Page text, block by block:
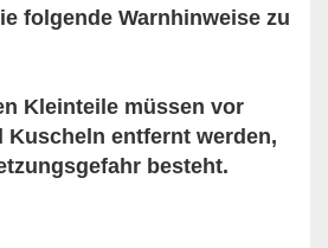
folgende Warnhinweise zu
Kleinteile müssen vor
Kuscheln entfernt werden,
besteht.